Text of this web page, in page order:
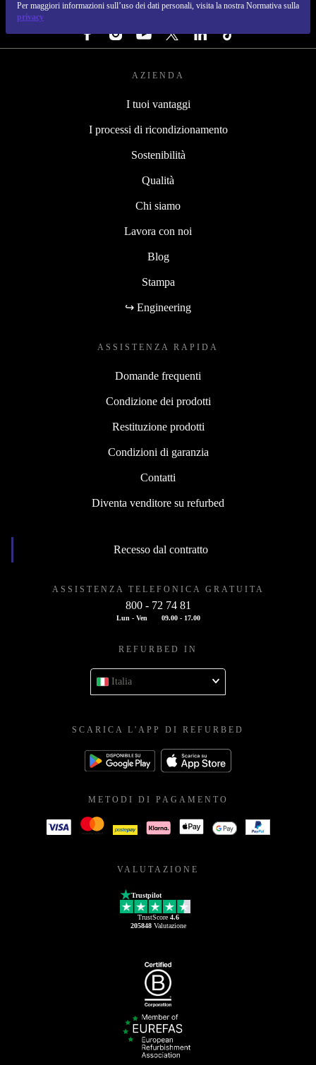
Per maggiori informazioni sull’uso dei dati personali, visita la nostra Normativa sulla
privacy
SEGUICI SU
AZIENDA
I tuoi vantaggi
I processi di ricondizionamento
Sostenibilità
Qualità
Chi siamo
Lavora con noi
Blog
Stampa
↪ Engineering
ASSISTENZA RAPIDA
Domande frequenti
Condizione dei prodotti
Restituzione prodotti
Condizioni di garanzia
Contatti
Diventa venditore su refurbed
Recesso dal contratto
ASSISTENZA TELEFONICA GRATUITA
800 - 72 74 81
Lun - Ven 09.00 - 17.00
REFURBED IN
Italia
SCARICA L'APP DI REFURBED
METODI DI PAGAMENTO
VALUTAZIONE
Trustpilot
TrustScore 4.6
205848Valutazione